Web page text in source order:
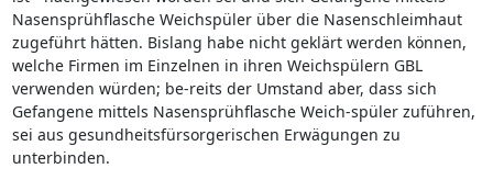
Nasensprühflasche Weichspüler über die Nasenschleimhaut
zugeführt hätten. Bislang habe nicht geklärt werden können,
welche Firmen im Einzelnen in ihren Weichspülern GBL
verwenden würden; be-reits der Umstand aber, dass sich
Gefangene mittels Nasensprühflasche Weich-spüler zuführen,
sei aus gesundheitsfürsorgerischen Erwägungen zu
unterbinden.